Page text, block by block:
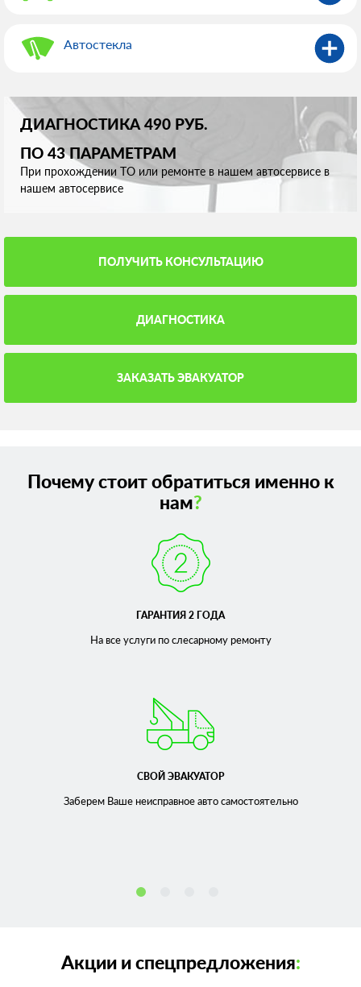
Автостекла
ДИАГНОСТИКА 490 РУБ.
ПО 43 ПАРАМЕТРАМ
При прохождении ТО или ремонте в нашем автосервисе в
нашем автосервисе
ПОЛУЧИТЬ КОНСУЛЬТАЦИЮ
ДИАГНОСТИКА
ЗАКАЗАТЬ ЭВАКУАТОР
Почему стоит обратиться именно к
нам?
ГАРАНТИЯ 2 ГОДА
На все услуги по слесарномуремонту
СВОЙ ЭВАКУАТОР
Заберем Ваше неисправноеавто самостоятельно
Акции и спецпредложения: